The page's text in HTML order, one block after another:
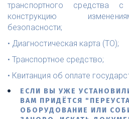
транспортного средства
конструкцию
безопасности;
• Диагностическая карта (ТО);
• Транспортное средство;
• Квитанция об оплате
ЕСЛИ ВЫ УЖЕ
ВАМ ПРИДЁТСЯ
ОБОРУДОВАНИЕ ИЛИ